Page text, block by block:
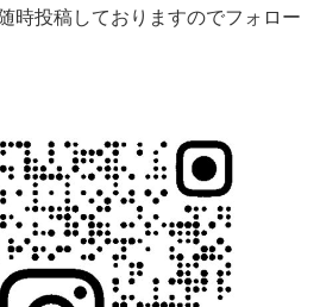
時投稿しておりますのでフォロー